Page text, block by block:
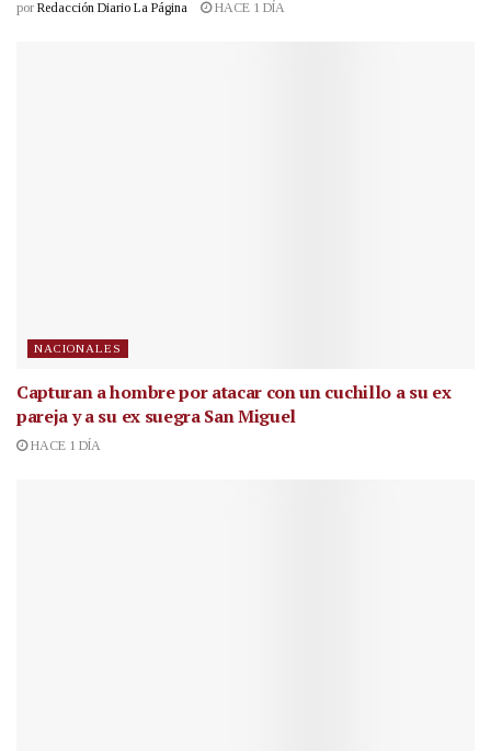
por Redacción Diario La Página HACE 1 DÍA
NACIONALES
Capturan a hombre por atacar con un cuchillo a su ex
pareja y a su ex suegra San Miguel
HACE 1 DÍA